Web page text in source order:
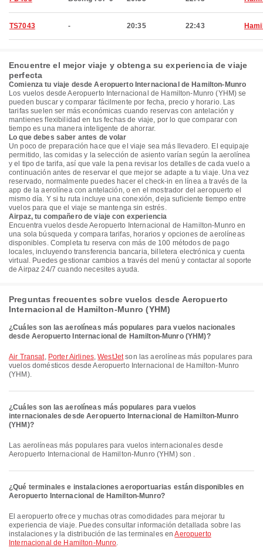
TS7043 - 20:35 22:43
Encuentre el mejor viaje y obtenga su experiencia de viaje
perfecta
Comienza tu viaje desde Aeropuerto Internacional de Hamilton-Munro
Los vuelos desde Aeropuerto Internacional de Hamilton-Munro (YHM) se
pueden buscar y comparar fácilmente por fecha, precio y horario. Las
tarifas suelen ser más económicas cuando reservas con antelación y
mantienes flexibilidad en tus fechas de viaje, por lo que comparar con
tiempo es una manera inteligente de ahorrar.
Lo que debes saber antes de volar
Un poco de preparación hace que el viaje sea más llevadero. El equipaje
permitido, las comidas y la selección de asiento varían según la aerolínea
y el tipo de tarifa, así que vale la pena revisar los detalles de cada vuelo a
continuación antes de reservar el que mejor se adapte a tu viaje. Una vez
reservado, normalmente puedes hacer el check-in en línea a través de la
app de la aerolínea con antelación, o en el mostrador del aeropuerto el
mismo día. Y si tu ruta incluye una conexión, deja suficiente tiempo entre
vuelos para que el viaje se mantenga sin estrés.
Airpaz, tu compañero de viaje con experiencia
Encuentra vuelos desde Aeropuerto Internacional de Hamilton-Munro en
una sola búsqueda y compara tarifas, horarios y opciones de aerolíneas
disponibles. Completa tu reserva con más de 100 métodos de pago
locales, incluyendo transferencia bancaria, billetera electrónica y cuenta
virtual. Puedes gestionar cambios a través del menú y contactar al soporte
de Airpaz 24/7 cuando necesites ayuda.
Preguntas frecuentes sobre vuelos desde Aeropuerto
Internacional de Hamilton-Munro (YHM)
¿Cuáles son las aerolíneas más populares para vuelos nacionales
desde Aeropuerto Internacional de Hamilton-Munro (YHM)?
Air Transat, Porter Airlines,WestJetson las aerolíneas más populares para
vuelos domésticos desde Aeropuerto Internacional de Hamilton-Munro
(YHM).
¿Cuáles son las aerolíneas más populares para vuelos
internacionales desde Aeropuerto Internacional de Hamilton-Munro
(YHM)?
Las aerolíneas más populares para vuelos internacionales desde
Aeropuerto Internacional de Hamilton-Munro (YHM) son .
¿Qué terminales e instalaciones aeroportuarias están disponibles en
Aeropuerto Internacional de Hamilton-Munro?
El aeropuerto ofrece y muchas otras comodidades para mejorar tu
experiencia de viaje. Puedes consultar información detallada sobre las
instalaciones y la distribución de las terminales enAeropuerto
Internacional de Hamilton-Munro.